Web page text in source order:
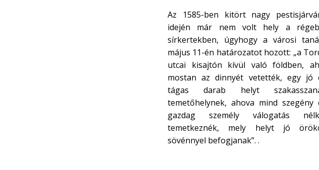
Az 1585-ben kitört nagy
idején már nem volt hely a
sírkertekben, úgyhogy a városi
május 11-én határozatot hozott: „a
utcai kisajtón kívül való földben,
mostan az dinnyét vetették, egy jó
tágas darab helyt
temetőhelynek, ahova mind szegény
gazdag személy válogatás
temetkeznék, mely helyt jó
sövénnyel befogjanak”. .